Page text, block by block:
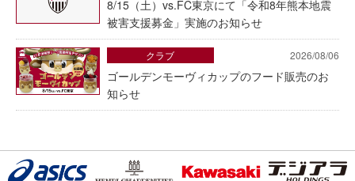
8/15（土）vs.FC東京にて「令和8年熊本地震
被害支援募金」実施のお知らせ
2026/08/06
ゴールデンモーヴィカップのフード販売のお
知らせ
クラブ